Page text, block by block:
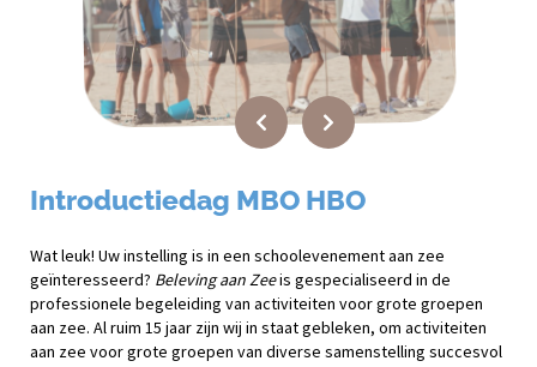
Introductiedag MBO HBO
Wat leuk! Uw instelling is in een schoolevenement aan zee
geïnteresseerd? Beleving aan Zeeis gespecialiseerd in de
professionele begeleiding van activiteiten voor grote groepen
aan zee. Al ruim 15 jaar zijn wij in staat gebleken, om activiteiten
aan zee voor grote groepen van diverse samenstelling succesvol